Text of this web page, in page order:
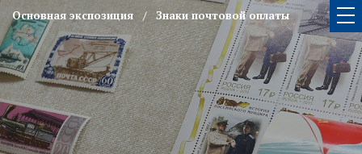
Основная экспозиция Знаки почтовой оплаты